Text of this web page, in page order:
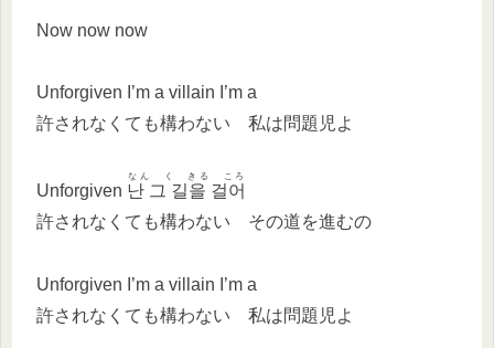
Now now now
Unforgiven I’m a villain I’m a
許されなくても構わない 私は問題児よ
Unforgiven 난 그 길을 걸어
なん く きる ころ
許されなくても構わない その道を進むの
Unforgiven I’m a villain I’m a
許されなくても構わない 私は問題児よ